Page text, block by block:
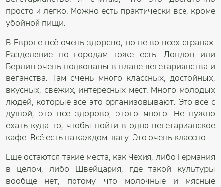
просто и легко. Можно есть практически всё, кроме
убойной пищи.
В Европе всё очень здорово, но не во всех странах.
Разделение по городам тоже есть. Лондон или
Берлин очень подкованы в плане вегетарианства и
веганства. Там очень много классных, достойных,
вкусных, свежих, интересных мест. Много молодых
людей, которые всё это организовывают. Это всё с
душой, это всё здорово, этого много. Не нужно
ехать куда-то, чтобы пойти в одно вегетарианское
кафе. Всё есть на каждом шагу. Это очень классно.
Ещё остаются такие места, как Чехия, либо Германия
в целом, либо Швейцария, где такой культуры
вообще нет, потому что молочные и мясные